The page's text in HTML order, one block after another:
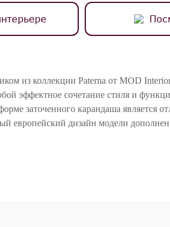
из коллекции Paterna от MOD
эффектное сочетание стиля и
заточенного карандаша является
европейский дизайн модели
подходит для размещения лампы или